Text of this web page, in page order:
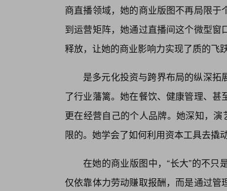
商直播领域，她的商业版图不再局限
到运营矩阵，她通过直播间这个微型
释放，让她的商业影响力实现了质的飞
是多元化投资与跨界布局的纵深
了行业藩篱。她在餐饮、健康管理、
更在经营自己的个人品牌。她深知，
限的。她学会了如何利用资本工具去撬
在她的商业版图中，“长大”的不
仅依靠体力劳动赚取报酬，而是通过